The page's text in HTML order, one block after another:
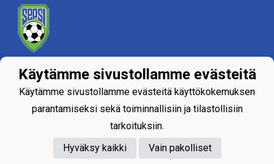
Tietosuojaseloste
Powered by
Käytämme sivustollamme evästeitä
Käytämme sivustollamme evästeitä käyttökokemuksen
parantamiseksi sekä toiminnallisiin ja tilastollisiin
tarkoituksiin.
Hyväksy kaikki
Vain pakolliset